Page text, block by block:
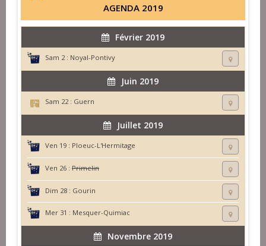
AGENDA 2019
Février 2019
Sam 2 : Noyal-Pontivy
Juin 2019
Sam 22 : Guern
Juillet 2019
Ven 19 : Ploeuc-L'Hermitage
Ven 26 : Primelin
Dim 28 : Gourin
Mer 31 : Mesquer-Quimiac
Novembre 2019